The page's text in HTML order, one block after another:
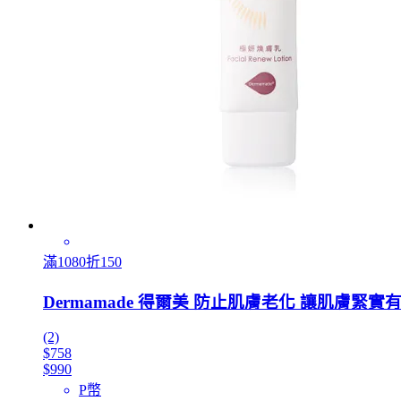
滿1080折150
Dermamade 得爾美 防止肌膚老化 讓肌膚緊實
(2)
$758
$990
P幣